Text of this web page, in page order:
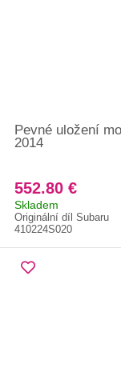
Pevné uložení
2014
552.80 €
Skladem
Originální díl Subaru
410224S020